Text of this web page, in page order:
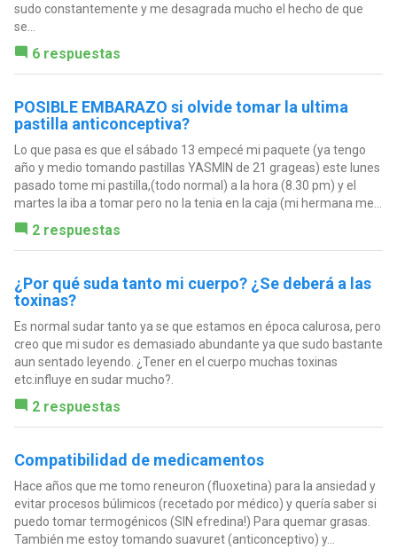
sudo constantemente y me desagrada mucho el hecho de que
se...
6 respuestas
POSIBLE EMBARAZO si olvide tomar la ultima
pastilla anticonceptiva?
Lo que pasa es que el sábado 13 empecé mi paquete (ya tengo
año y medio tomando pastillas YASMIN de 21 grageas) este lunes
pasado tome mi pastilla,(todo normal) a la hora (8.30 pm) y el
martes la iba a tomar pero no la tenia en la caja (mi hermana me...
2 respuestas
¿Por qué suda tanto mi cuerpo? ¿Se deberá a las
toxinas?
Es normal sudar tanto ya se que estamos en época calurosa, pero
creo que mi sudor es demasiado abundante ya que sudo bastante
aun sentado leyendo. ¿Tener en el cuerpo muchas toxinas
etc.influye en sudar mucho?.
2 respuestas
Compatibilidad de medicamentos
Hace años que me tomo reneuron (fluoxetina) para la ansiedad y
evitar procesos búlimicos (recetado por médico) y quería saber si
puedo tomar termogénicos (SIN efredina!) Para quemar grasas.
También me estoy tomando suavuret (anticonceptivo) y...